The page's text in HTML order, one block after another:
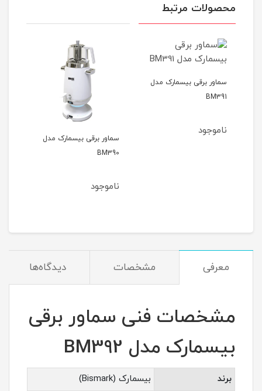
محصولات مرتبط
سماور برقی بیسمارک مدل
BM391
ناموجود
سماور برقی بیسمارک مدل
BM390
ناموجود
معرفی مشخصات دیدگاه‌ها
مشخصات فنی سماور برقی
بیسمارک مدل BM392
برند
بیسمارک (Bismark)